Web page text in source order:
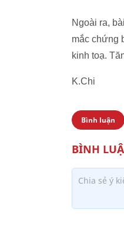
Ngoài ra,
mắc chứng
kinh toạ.
K.Chi
Bình luận